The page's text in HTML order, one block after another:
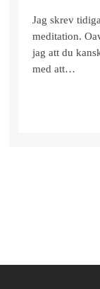
Jag skrev
meditation.
jag att du
med att…